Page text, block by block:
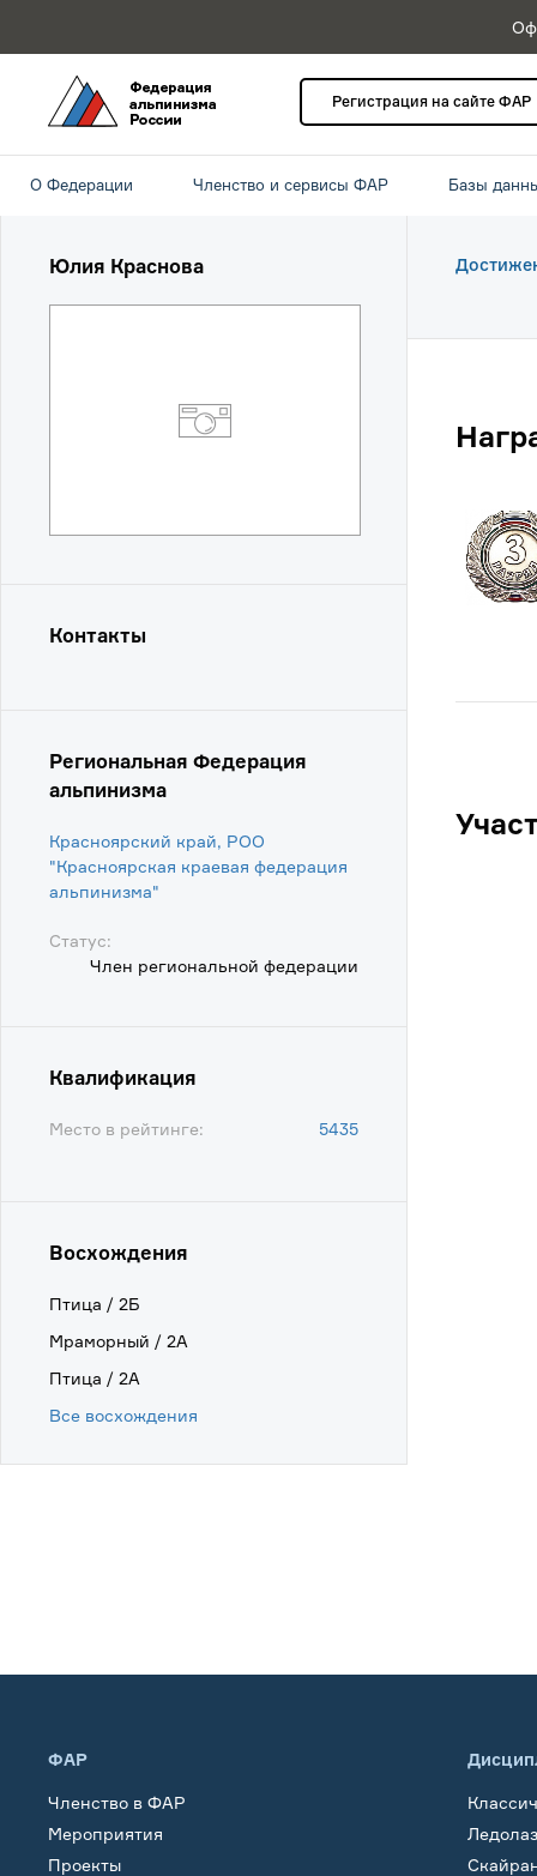
Регистрация на сайте ФАР
О Федерации Членство и сервисы ФАР Базы
Юлия Краснова
Контакты
Региональная Федерация
альпинизма
Красноярский край, РОО
"Красноярская краевая федерация
альпинизма"
Статус:
Член региональной федерации
Квалификация
Место в рейтинге: 5435
Восхождения
Птица / 2Б
Мраморный / 2А
Птица / 2А
Все восхождения
ФАР
Членство в ФАР
Мероприятия
Проекты